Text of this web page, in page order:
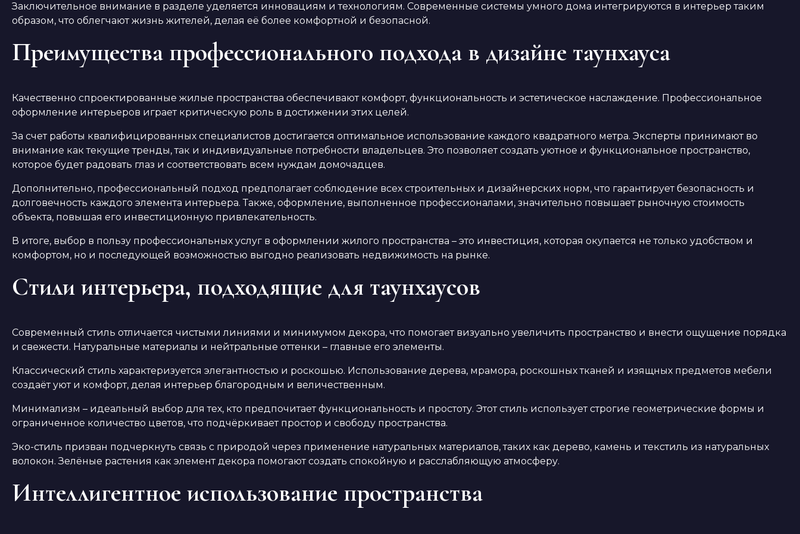
Заключительное внимание в разделе уделяется инновациям и технологиям. Современные системы умного дома интегрируются в интерьер таким
образом, что облегчают жизнь жителей, делая её более комфортной и безопасной.
Преимущества профессионального подхода в дизайне таунхауса
Качественно спроектированные жилые пространства обеспечивают комфорт, функциональность и эстетическое наслаждение. Профессиональное
оформление интерьеров играет критическую роль в достижении этих целей.
За счет работы квалифицированных специалистов достигается оптимальное использование каждого квадратного метра. Эксперты принимают во
внимание как текущие тренды, так и индивидуальные потребности владельцев. Это позволяет создать уютное и функциональное пространство,
которое будет радовать глаз и соответствовать всем нуждам домочадцев.
Дополнительно, профессиональный подход предполагает соблюдение всех строительных и дизайнерских норм, что гарантирует безопасность и
долговечность каждого элемента интерьера. Также, оформление, выполненное профессионалами, значительно повышает рыночную стоимость
объекта, повышая его инвестиционную привлекательность.
В итоге, выбор в пользу профессиональных услуг в оформлении жилого пространства – это инвестиция, которая окупается не только удобством и
комфортом, но и последующей возможностью выгодно реализовать недвижимость на рынке.
Стили интерьера, подходящие для таунхаусов
Современный стиль отличается чистыми линиями и минимумом декора, что помогает визуально увеличить пространство и внести ощущение порядка
и свежести. Натуральные материалы и нейтральные оттенки – главные его элементы.
Классический стиль характеризуется элегантностью и роскошью. Использование дерева, мрамора, роскошных тканей и изящных предметов мебели
создаёт уют и комфорт, делая интерьер благородным и величественным.
Минимализм – идеальный выбор для тех, кто предпочитает функциональность и простоту. Этот стиль использует строгие геометрические формы и
ограниченное количество цветов, что подчёркивает простор и свободу пространства.
Эко-стиль призван подчеркнуть связь с природой через применение натуральных материалов, таких как дерево, камень и текстиль из натуральных
волокон. Зелёные растения как элемент декора помогают создать спокойную и расслабляющую атмосферу.
Интеллигентное использование пространства